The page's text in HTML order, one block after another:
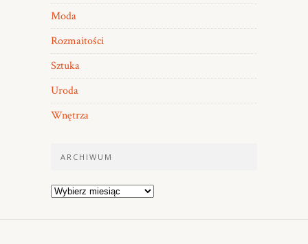
Moda
Rozmaitości
Sztuka
Uroda
Wnętrza
ARCHIWUM
Archiwum